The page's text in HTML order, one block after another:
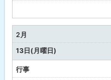
定
な
し
2月
13日(月曜日)
行事